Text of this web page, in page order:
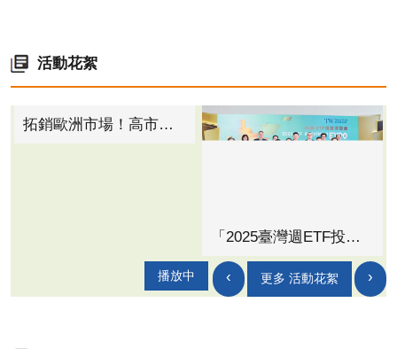
活動花絮
拓銷歐洲市場！高市府力助扣件產業進軍波蘭螺絲展 爭取訂單上看50萬歐元
「2025臺灣週ETF投資博覽會」首度移師高雄 10月17日~19日高雄展覽館盛大登場！
播放中 ‹ 更多 活動花絮 ›